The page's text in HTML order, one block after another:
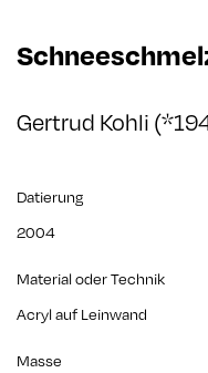
Gertrud Kohli
Datierung
2004
Material oder Technik
Acryl auf Leinwand
Masse